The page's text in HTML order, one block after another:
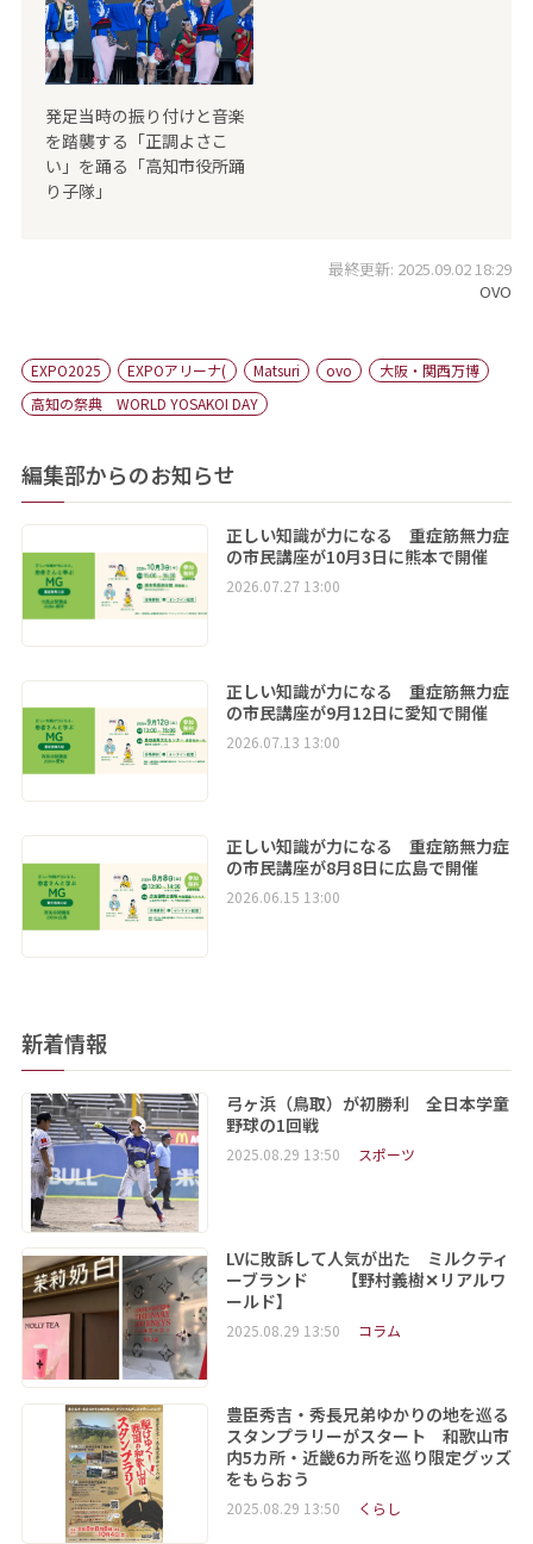
発足当時の振り付けと音楽
を踏襲する「正調よさこ
い」を踊る「高知市役所踊
り子隊」
最終更新: 2025.09.02 18:29
OVO
EXPO2025 EXPOアリーナ( Matsuri ovo
大阪・関西万博
高知の祭典 WORLD YOSAKOI DAY
編集部からのお知らせ
正しい知識が力になる 重症筋無力症
の市民講座が10月3日に熊本で開催
2026.07.27 13:00
正しい知識が力になる 重症筋無力症
の市民講座が9月12日に愛知で開催
2026.07.13 13:00
正しい知識が力になる 重症筋無力症
の市民講座が8月8日に広島で開催
2026.06.15 13:00
新着情報
弓ヶ浜（鳥取）が初勝利 全日本学童
野球の1回戦
2025.08.29 13:50 スポーツ
LVに敗訴して人気が出た ミルクティ
ーブランド 【野村義樹✕リアルワ
ールド】
2025.08.29 13:50 コラム
豊臣秀吉・秀長兄弟ゆかりの地を巡る
スタンプラリーがスタート 和歌山市
内5カ所・近畿6カ所を巡り限定グッズ
をもらおう
2025.08.29 13:50 くらし